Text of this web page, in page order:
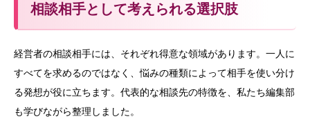
相談相手として考えられる選択肢
経営者の相談相手には、それぞれ得意な領域があります。一人に
すべてを求めるのではなく、悩みの種類によって相手を使い分け
る発想が役に立ちます。代表的な相談先の特徴を、私たち編集部
も学びながら整理しました。